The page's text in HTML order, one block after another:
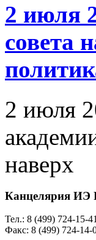
2 июля
совета
2 июля
наверх
Канцелярия ИЭ
Тел.: 8 (499) 724-15-41
Факс: 8 (499) 724-14-